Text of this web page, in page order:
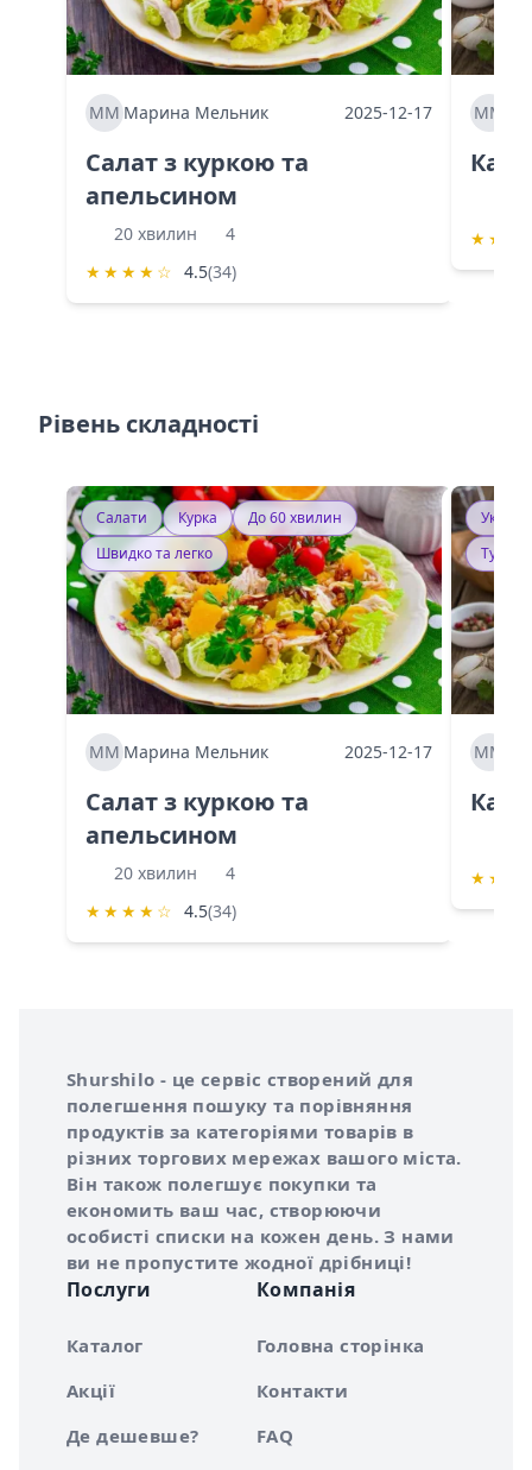
ММ Марина Мельник 2025-12-17
Салат з куркою та
апельсином
20 хвилин
4
★ ★ ★ ★ ☆ 4.5(34)
ММ
★ ★
Рівень складності
Салати Курка
До 60 хвилин
Швидко та легко
ММ Марина Мельник 2025-12-17
Салат з куркою та
апельсином
20 хвилин
4
★ ★ ★ ★ ☆ 4.5(34)
ММ
★ ★
Про сервіс Shurshilo
Shurshilo - це сервіс створений для
полегшення пошуку та порівняння
продуктів за категоріями товарів в
різних торгових мережах вашого міста.
Він також полегшує покупки та
економить ваш час, створюючи
особисті списки на кожен день. З нами
ви не пропустите жодної дрібниці!
Послуги
Каталог
Акції
Де дешевше?
Компанія
Головна сторінка
Контакти
FAQ